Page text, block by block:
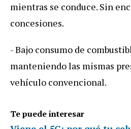
mientras se conduce. Sin
concesiones.
- Bajo consumo de
manteniendo las mismas
vehículo convencional.
Te puede interesar